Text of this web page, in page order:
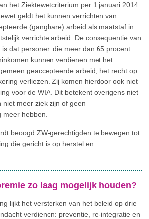
het Ziektewetcriterium per 1 januari 2014.
geldt het kunnen verrichten van
(gangbare) arbeid als maatstaf in
verrichte arbeid. De consequentie van
is dat personen die meer dan 65 procent
kunnen verdienen met het
geaccepteerde arbeid, het recht op
verliezen. Zij komen hierdoor ook niet
voor de WIA. Dit betekent overigens niet
niet meer ziek zijn of geen
meer hebben.
beoogd ZW-gerechtigden te bewegen tot
die gericht is op herstel en
zo laag mogelijk houden?
lijkt het versterken van het beleid op drie
verdienen: preventie, re-integratie en